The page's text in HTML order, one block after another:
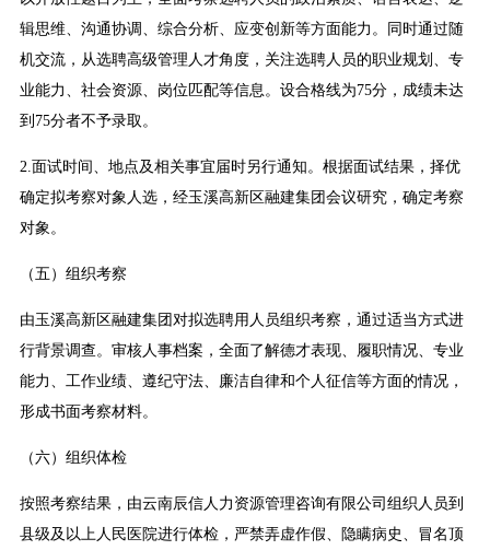
辑思维、沟通协调、综合分析、应变创新等方面能力。同时通过随
机交流，从选聘高级管理人才角度，关注选聘人员的职业规划、专
业能力、社会资源、岗位匹配等信息。设合格线为75分，成绩未达
到75分者不予录取。
2.面试时间、地点及相关事宜届时另行通知。根据面试结果，择优
确定拟考察对象人选，经玉溪高新区融建集团会议研究，确定考察
对象。
（五）组织考察
由玉溪高新区融建集团对拟选聘用人员组织考察，通过适当方式进
行背景调查。审核人事档案，全面了解德才表现、履职情况、专业
能力、工作业绩、遵纪守法、廉洁自律和个人征信等方面的情况，
形成书面考察材料。
（六）组织体检
按照考察结果，由云南辰信人力资源管理咨询有限公司组织人员到
县级及以上人民医院进行体检，严禁弄虚作假、隐瞒病史、冒名顶